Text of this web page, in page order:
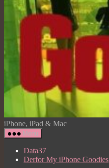
My
iPhone
Goodies
iPhone, iPad & Mac
Menu
Data37
Derfor My iPhone Goodies